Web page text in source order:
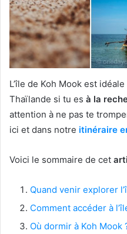
L’île de Koh Mook est
Thaïlande si tu es à la
attention à ne pas te
ici et dans notre itinéraire
Voici le sommaire de cet
Quand venir explorer
Comment accéder à
Où dormir à Koh Mook